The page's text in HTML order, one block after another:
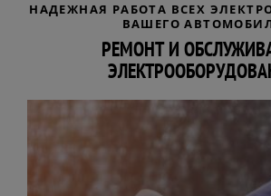
НАДЕЖНАЯ РАБОТА ВСЕХ
ВАШЕГО
РЕМОНТ И